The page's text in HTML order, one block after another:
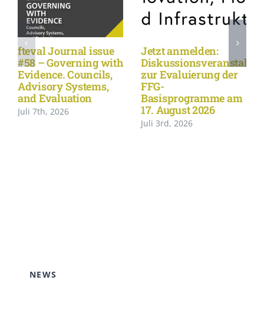
fteval Journal issue
#58 – Governing with
Evidence. Councils,
Advisory Systems,
and Evaluation
Juli 7th, 2026
Jetzt anmelden:
zur Evaluierung der
FFG-
Basisprogramme am
17. August 2026
Juli 3rd, 2026
NEWS